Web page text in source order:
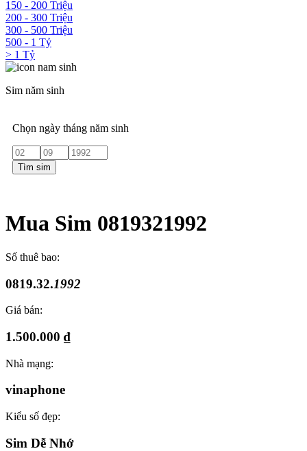
150 - 200 Triệu
200 - 300 Triệu
300 - 500 Triệu
500 - 1 Tỷ
> 1 Tỷ
Sim năm sinh
Chọn ngày tháng năm sinh
Tìm sim
Mua Sim 0819321992
Số thuê bao:
0819.32.1992
Giá bán:
1.500.000 ₫
Nhà mạng:
vinaphone
Kiểu số đẹp:
Sim Dễ Nhớ